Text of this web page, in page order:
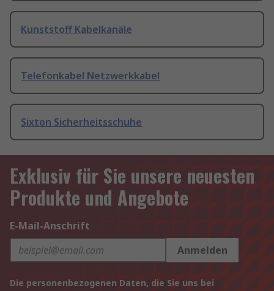
Kunststoff Kabelkanäle
Telefonkabel Netzwerkkabel
Sixton Sicherheitsschuhe
Exklusiv für Sie unsere neuesten
Produkte und Angebote
E-Mail-Anschrift
Anmelden
Die personenbezogenen Daten, die Sie uns bei